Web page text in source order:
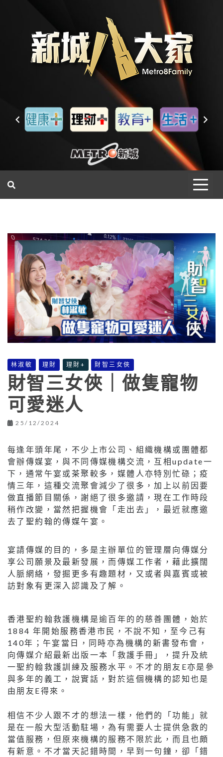
林淑敏 理財 理財+ 財智三女俠
財智三女俠｜做隻寵物
可愛迷人
25/12/2024
每逢年頭年尾，不少上市公司、組織機構或團體都
會辦傳媒宴，與不同傳媒機構交流，互相update一
下，通常午宴或茶聚較多，媒體人亦特別忙碌；疫
情三年，這種交流聚會減少了很多，加上以前因要
做直播節目關係，謝絕了很多邀請，現在工作時段
稍作改變，當然把握機會「走出去」，最近就應邀
去了聖約翰的傳媒午宴。
宴請傳媒的目的，多是主辦單位的管理層向傳媒分
享公司願景及最新發展，而傳媒工作者，藉此擴闊
人脈網絡，發掘更多有趣題材，又或者與嘉賓或被
訪對象有更深入認識及了解。
香港聖約翰救護機構是逾百年的的慈善團體，始於
1884 年開始服務香港市民，不說不知，至今己有
140年；午宴當日，同時亦為機構的新書發布會，
向傳媒介紹最新出版一本「救護手冊」，提升及統
一聖約翰救護訓練及服務水平。不才的朋友E亦是參
與多年的義工，說實話，對於這個機構的認知也是
由朋友E得來。
相信不少人跟不才的想法一樣，他們的「功能」就
是在一般大型活動駐場，為有需要人士提供急救的
當值服務，但原來機構的服務不限於此，而且也頗
有新意。不才當天記錯時間，早到一句鐘，卻「錯